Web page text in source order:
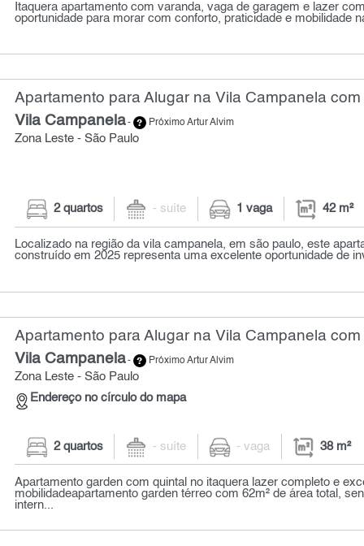
Itaquera apartamento com varanda, vaga de garagem e lazer
oportunidade para morar com conforto, praticidade e mobilidade
Apartamento para Alugar na Vila Campanela com
Vila Campanela- Próximo Artur Alvim
Zona Leste - São Paulo
2 quartos - suíte 1 vaga 42 m²
Localizado na região da vila campanela, em são paulo, este
construído em 2025 representa uma excelente oportunidade de
Apartamento para Alugar na Vila Campanela com
Vila Campanela- Próximo Artur Alvim
Zona Leste - São Paulo
Endereço no círculo do mapa
2 quartos - suíte - vaga 38 m²
Apartamento garden com quintal no itaquera lazer completo e
mobilidadeapartamento garden térreo com 62m² de área total,
intern...